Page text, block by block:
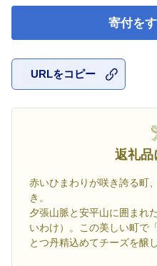
寄付を
URLをコピー
返礼品
赤いひまわりが咲き誇る町
き。
夕張山脈と安平山に囲まれ
いわけ）。この美しい町で
とつ丹精込めてチーズを醸